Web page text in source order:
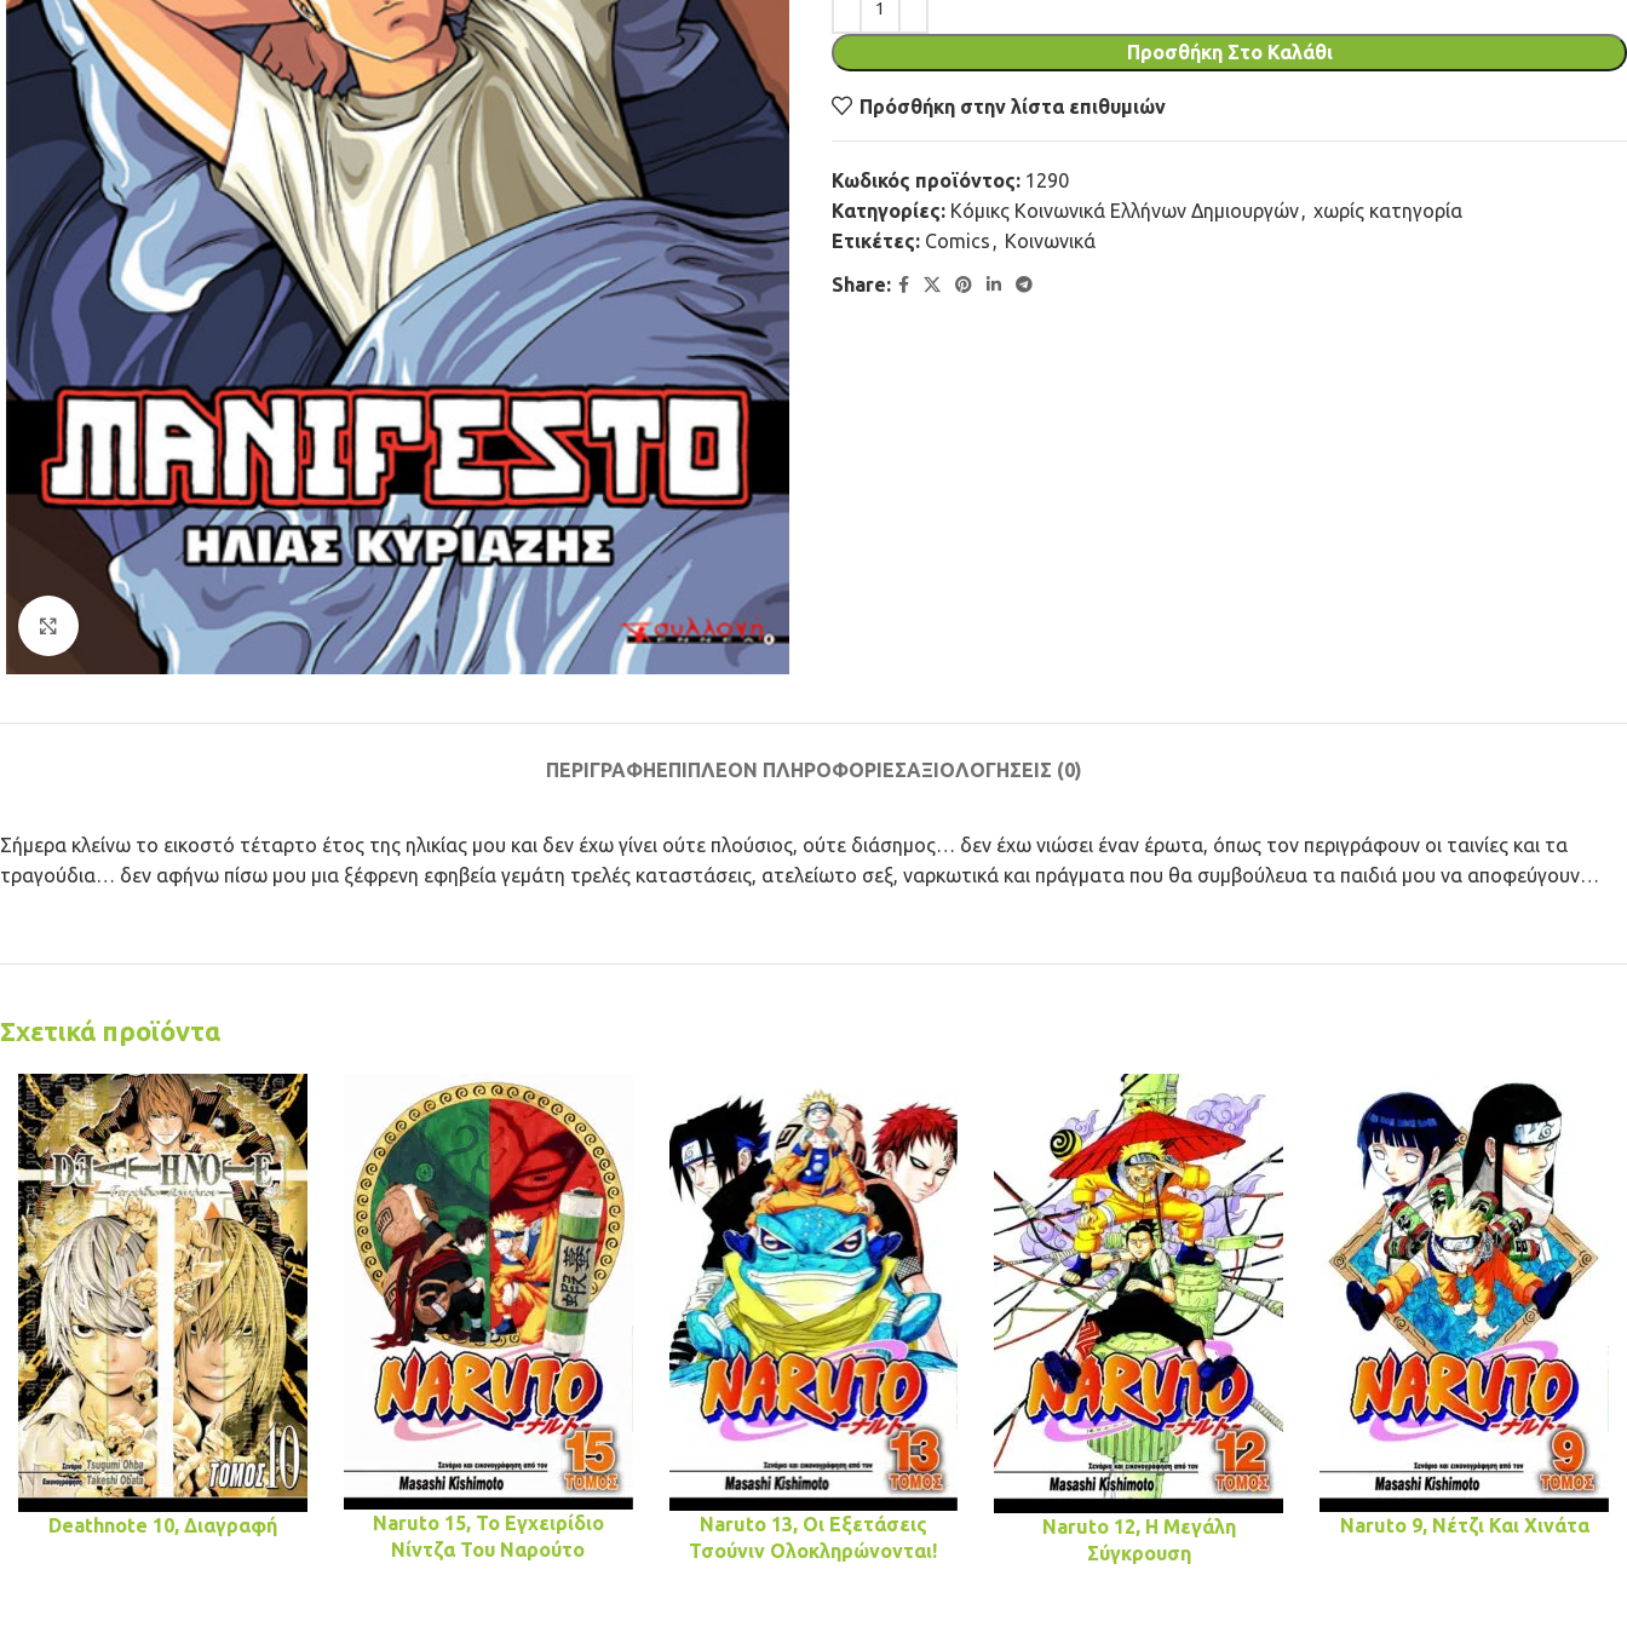
Κλικ για μεγέθυνση
Προσθήκη Στο Καλάθι
Πρόσθήκη στην λίστα επιθυμιών
Κωδικός προϊόντος: 1290
Κατηγορίες: Κόμικς Κοινωνικά Ελλήνων Δημιουργών, χωρίς κατηγορία
Ετικέτες: Comics , Κοινωνικά
Share:
ΠΕΡΙΓΡΑΦΉΕΠΙΠΛΈΟΝ ΠΛΗΡΟΦΟΡΊΕΣΑΞΙΟΛΟΓΉΣΕΙΣ (0)
Σήμερα κλείνω το εικοστό τέταρτο έτος της ηλικίας μου και δεν έχω γίνει ούτε πλούσιος, ούτε διάσημος… δεν έχω νιώσει έναν έρωτα, όπως τον περιγράφουν οι ταινίες και τα
τραγούδια… δεν αφήνω πίσω μου μια ξέφρενη εφηβεία γεμάτη τρελές καταστάσεις, ατελείωτο σεξ, ναρκωτικά και πράγματα που θα συμβούλευα τα παιδιά μου να αποφεύγουν…
Σχετικά προϊόντα
Deathnote 10, Διαγραφή
Naruto 15, Το Εγχειρίδιο
Νίντζα Του Ναρούτο
Naruto 13, Οι Εξετάσεις
Τσούνιν Ολοκληρώνονται!
Naruto 12, Η Μεγάλη
Σύγκρουση
Naruto 9, Νέτζι Και Χινάτα